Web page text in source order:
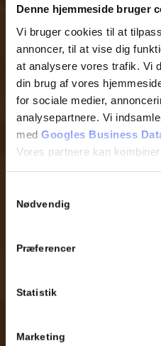
Denne hjemmeside bruger
Vi bruger cookies til at
annoncer, til at vise dig
at analysere vores trafik. Vi
din brug af vores
for sociale medier,
analysepartnere. Vi
med Googles Business
Vores partnere kan
Nødvendig
Præferencer
Statistik
Marketing